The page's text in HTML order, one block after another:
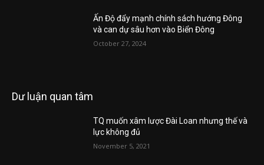
Ấn Độ đẩy mạnh chính sách hướng Đông
và can dự sâu hơn vào Biển Đông
October 27, 2024
Dư luận quan tâm
TQ muốn xâm lược Đài Loan nhưng thế và
lực không đủ
November 5, 2021